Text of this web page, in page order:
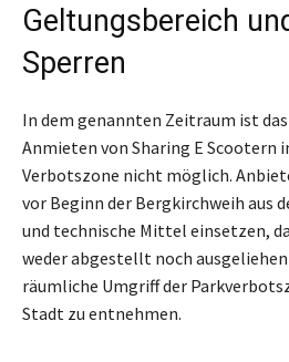
Geltungsbereich
Sperren
In dem genannten Zeitraum ist
Anmieten von Sharing E Scootern
Verbotszone nicht möglich.
vor Beginn der Bergkirchweih aus
und technische Mittel einsetzen,
weder abgestellt noch
räumliche Umgriff der
Stadt zu entnehmen.